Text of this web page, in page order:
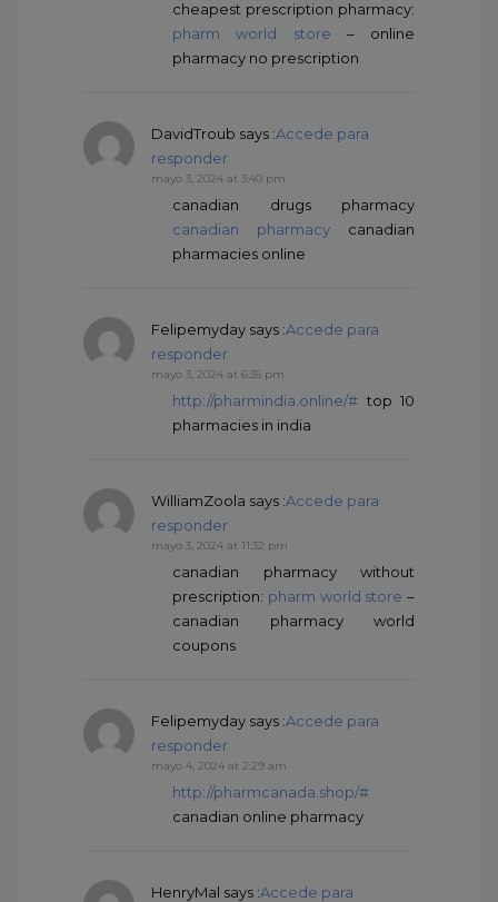
cheapest prescription pharmacy:
pharm world store – online
pharmacy no prescription
DavidTroub says :Accede para
responder
mayo 3, 2024 at 3:40 pm
canadian drugs pharmacy
canadian pharmacy canadian
pharmacies online
Felipemyday says :Accede para
responder
mayo 3, 2024 at 6:35 pm
http://pharmindia.online/# top 10
pharmacies in india
WilliamZoola says :Accede para
responder
mayo 3, 2024 at 11:32 pm
canadian pharmacy without
prescription: pharm world store –
canadian pharmacy world
coupons
Felipemyday says :Accede para
responder
mayo 4, 2024 at 2:29 am
http://pharmcanada.shop/#
canadian online pharmacy
HenryMal says :Accede para